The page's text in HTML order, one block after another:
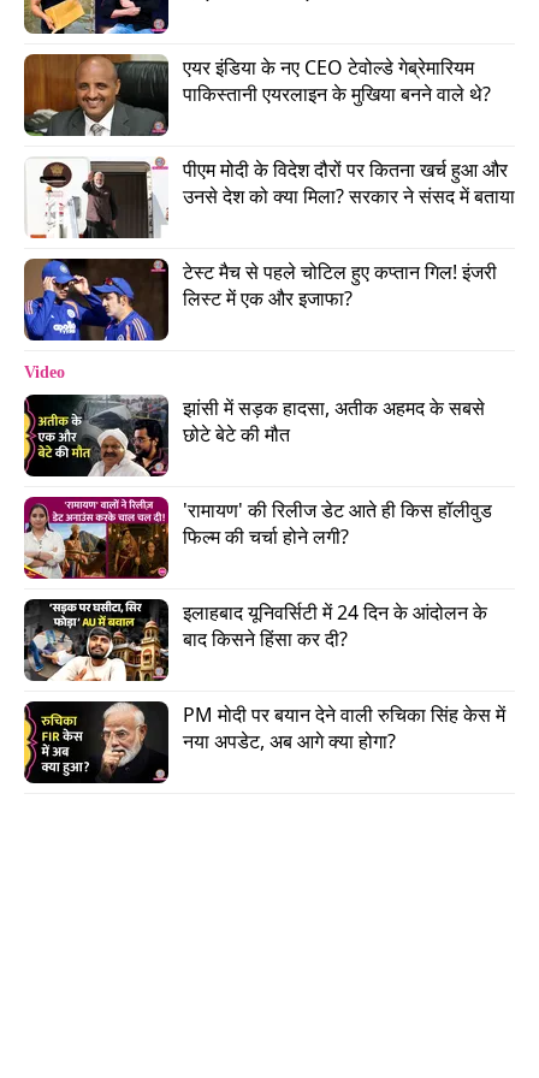
भारत ने स्थगित किया था सिंधु समझौता
बता दें कि 22 अप्रैल 2025 को जम्मू-कश्मीर के पहलगाम में
आतंकवादी हमले के बाद भारत ने पाकिस्तान के साथ सिंधु
जल समझौता स्थगित कर दिया था. इसके तहत सिंधु नदी के
पानी को पाकिस्तान जाने से रोक दिया गया. अब सरकार की
कोशिश इस रोके गए पानी को भारत के लिए ज्यादा से ज्यादा
इस्तेमाल की है, जिसका नतीजा ये दोनों प्रोजेक्ट्स हैं.
वीडियो: ट्विशा शर्मा हत्याकांड में मुख्य आरोपी पति समर्थ ने
घटना वाली रात के बारे में क्या बताया?
एयर इंडिया के नए CEO टेवोल्डे गेब्रेमारियम
पाकिस्तानी एयरलाइन के मुखिया बनने वाले थे?
पीएम मोदी के विदेश दौरों पर कितना खर्च हुआ और
उनसे देश को क्या मिला? सरकार ने संसद में बताया
टेस्ट मैच से पहले चोटिल हुए कप्तान गिल! इंजरी
लिस्ट में एक और इजाफा?
Video
झांसी में सड़क हादसा, अतीक अहमद के सबसे
छोटे बेटे की मौत
'रामायण' की रिलीज डेट आते ही किस हॉलीवुड
फिल्म की चर्चा होने लगी?
इलाहबाद यूनिवर्सिटी में 24 दिन के आंदोलन के
बाद किसने हिंसा कर दी?
PM मोदी पर बयान देने वाली रुचिका सिंह केस में
नया अपडेट, अब आगे क्या होगा?